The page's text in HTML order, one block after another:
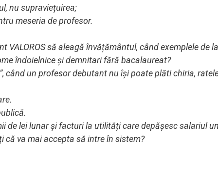
nu supraviețuirea;
meseria de profesor.
VALOROS să aleagă învățământul, când exemplele
îndoielnice și demnitari fără bacalaureat?
când un profesor debutant nu își poate plăti chiria,
de lei lunar și facturi la utilități care depășesc salariul
că va mai accepta să intre în sistem?